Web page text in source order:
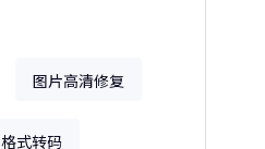
图片高清修复
格式转码